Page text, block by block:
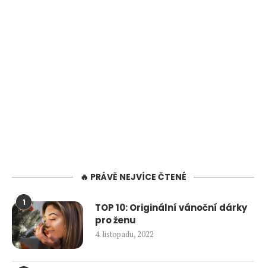
🔥 PRÁVĚ NEJVÍCE ČTENÉ
1
TOP 10: Originální vánoční dárky
pro ženu
4. listopadu, 2022